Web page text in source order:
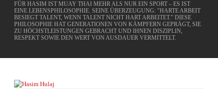
FÜR HASIM IST MUAY THAI MEHR ALS NUR EIN SPORT – ES IST
EINE LEBENSPHILOSOPHIE. SEINE ÜBERZEUGUNG: "HARTE ARBEIT
BESIEGT TALENT, WENN TALENT NICHT HART ARBEITET." DIESE
PHILOSOPHIE HAT GENERATIONEN VON KÄMPFERN GEPRÄGT, SIE
ZU HÖCHSTLEISTUNGEN GEBRACHT UND IHNEN DISZIPLIN,
RESPEKT SOWIE DEN WERT VON AUSDAUER VERMITTELT.